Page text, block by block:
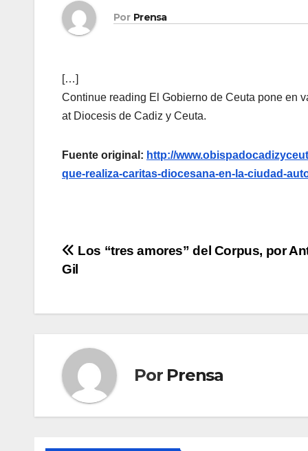
Por Prensa
[…]
Continue reading El Gobierno de Ceuta pone en
at Diocesis de Cadiz y Ceuta.
Fuente original: http://
que-realiza-caritas-diocesana-en-la-ciudad-
Navegación
entradas
Los “tres amores” del Corpus, por
Gil
Por Prensa